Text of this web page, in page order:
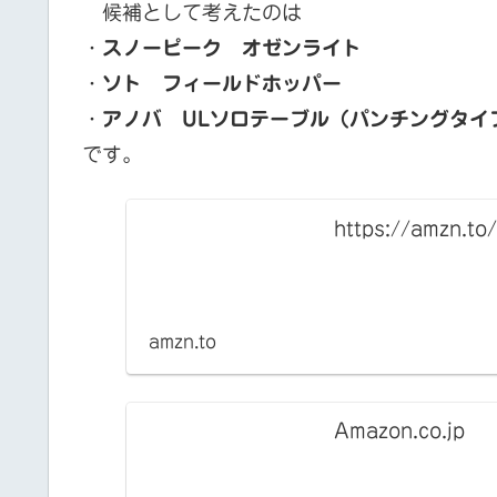
候補として考えたのは
・ スノーピーク オゼンライト
・ ソト フィールドホッパー
・ アノバ ULソロテーブル（パンチングタイ
です。
https://amzn.to/
amzn.to
Amazon.co.jp